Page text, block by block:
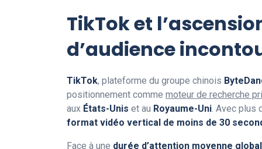
TikTok et
d’audience
TikTok, plateforme du groupe chinois
positionnement comme moteur de recherche
aux États-Unis et au Royaume-Uni. Avec plus
format vidéo vertical de moins de 30
Face à une durée d’attention moyenne